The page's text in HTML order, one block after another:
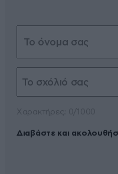
Διαβάστε και